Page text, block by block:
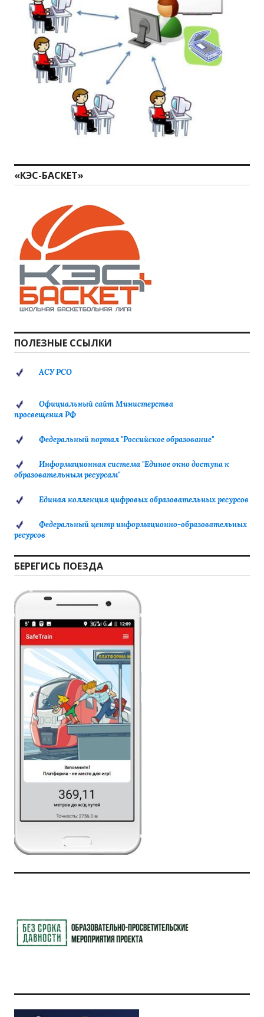
«КЭС-БАСКЕТ»
ПОЛЕЗНЫЕ ССЫЛКИ
АСУ РСО
Официальный сайт Министерства
просвещения РФ
Федеральный портал "Российское образование"
Информационная система "Единое окно доступа к
образовательным ресурсам"
Единая коллекция цифровых образовательных ресурсов
Федеральный центр информационно-образовательных
ресурсов
БЕРЕГИСЬ ПОЕЗДА